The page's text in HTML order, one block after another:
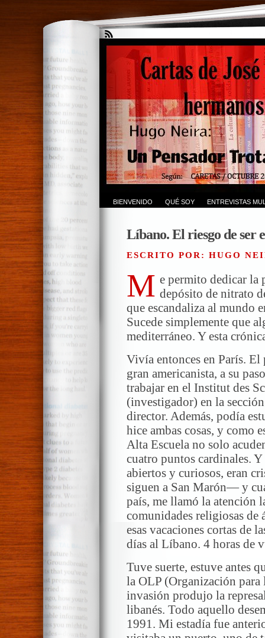
BIENVENIDO QUÉ SOY ENTREVISTAS
Líbano. El riesgo de ser
ESCRITO POR: HUGO
M e permito dedicar la
depósito de nitrato
que escandaliza al mundo
Sucede simplemente que
mediterráneo. Y esta
Vivía entonces en París.
gran americanista, a su
trabajar en el Institut des
(investigador) en la
director. Además, podía
hice ambas cosas, y como
Alta Escuela no solo
cuatro puntos cardinales.
abiertos y curiosos, eran
siguen a San Marón— y
país, me llamó la atención
comunidades religiosas de
esas vacaciones cortas de
días al Líbano. 4 horas de
Tuve suerte, estuve antes
la OLP (Organización para
invasión produjo la
libanés. Todo aquello
1991. Mi estadía fue